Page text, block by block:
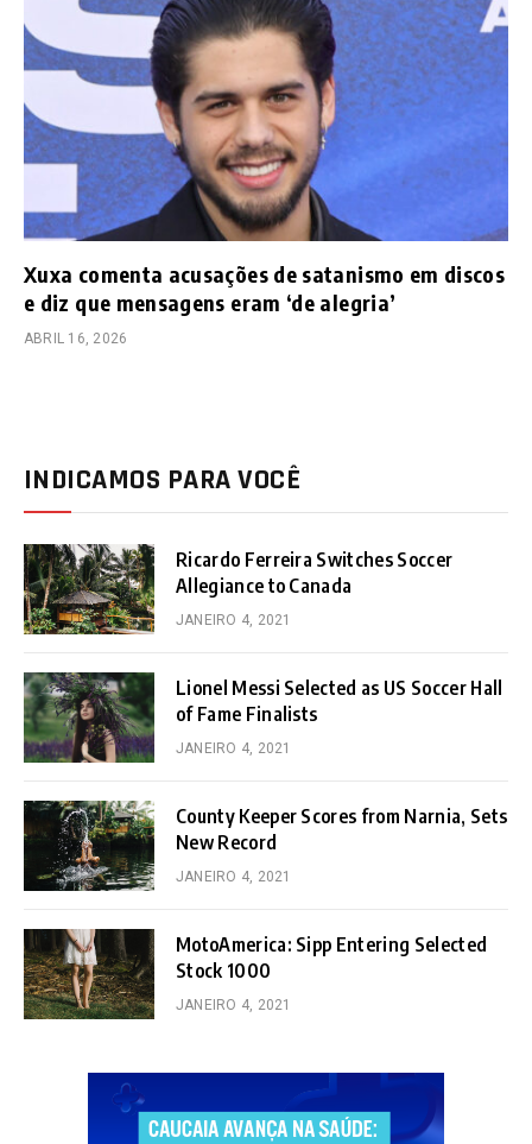
Xuxa comenta acusações de satanismo em discos
e diz que mensagens eram ‘de alegria’
ABRIL 16, 2026
INDICAMOS PARA VOCÊ
Ricardo Ferreira Switches Soccer
Allegiance to Canada
JANEIRO 4, 2021
Lionel Messi Selected as US Soccer Hall
of Fame Finalists
JANEIRO 4, 2021
County Keeper Scores from Narnia, Sets
New Record
JANEIRO 4, 2021
MotoAmerica: Sipp Entering Selected
Stock 1000
JANEIRO 4, 2021